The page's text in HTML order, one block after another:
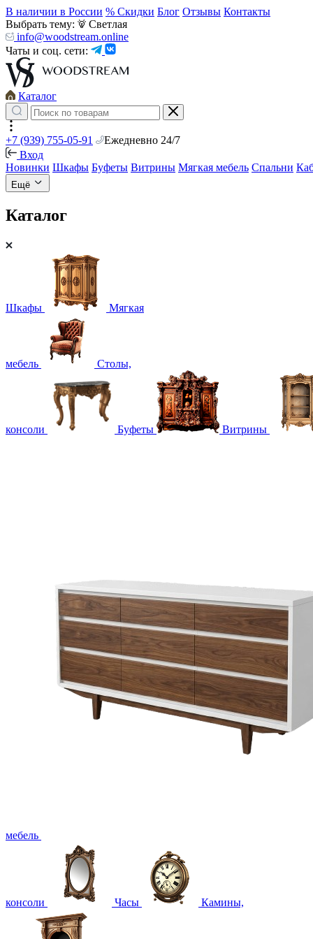
В наличии в России % Скидки Блог Отзывы Контакты
Выбрать тему:
Светлая
info@woodstream.online
Чаты и соц. сети:
Каталог
+7 (939) 755-05-91
Ежедневно 24/7
Вход
Новинки Шкафы Буфеты Витрины Мягкая мебель Спальни
Ещё
Каталог
Шкафы Мягкая
мебель Столы,
консоли Буфеты Витрины
мебель
консоли Часы Камины,